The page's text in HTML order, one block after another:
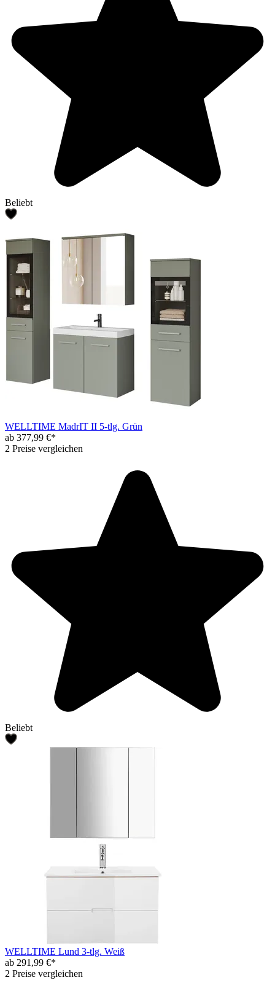
Beliebt
WELLTIME MadrIT II 5-tlg. Grün
ab 377,99 €*
2 Preise vergleichen
Beliebt
WELLTIME Lund 3-tlg. Weiß
ab 291,99 €*
2 Preise vergleichen